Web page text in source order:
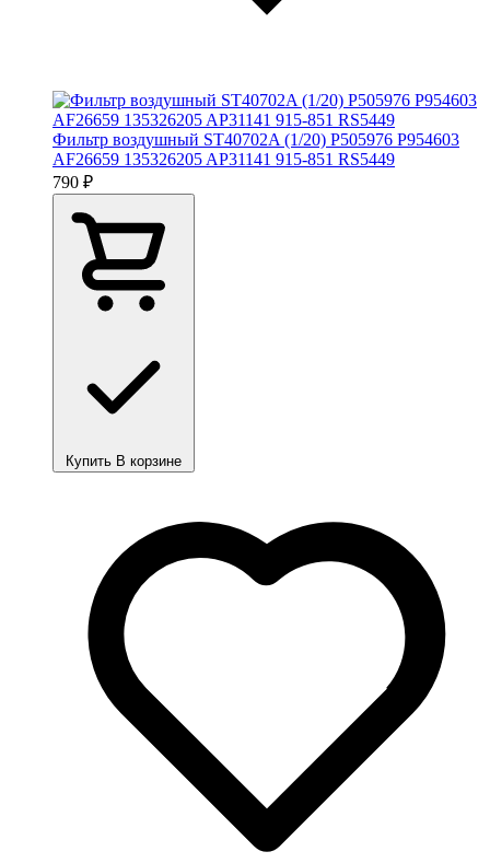
Фильтр воздушный ST40702A (1/20) P505976 P954603
AF26659 135326205 AP31141 915-851 RS5449
790 ₽
Купить В корзине